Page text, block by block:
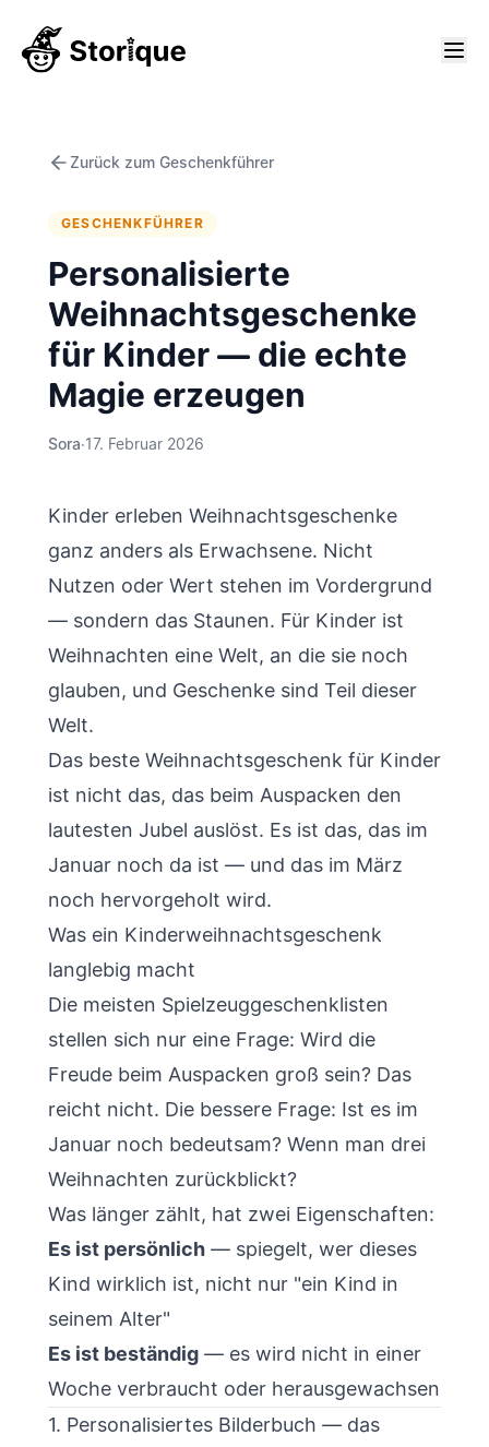
Zurück zum Geschenkführer
GESCHENKFÜHRER
Personalisierte
Weihnachtsgeschenke
für Kinder — die echte
Magie erzeugen
Sora·17. Februar 2026
Kinder erleben Weihnachtsgeschenke
ganz anders als Erwachsene. Nicht
Nutzen oder Wert stehen im Vordergrund
— sondern das Staunen. Für Kinder ist
Weihnachten eine Welt, an die sie noch
glauben, und Geschenke sind Teil dieser
Welt.
Das beste Weihnachtsgeschenk für Kinder
ist nicht das, das beim Auspacken den
lautesten Jubel auslöst. Es ist das, das im
Januar noch da ist — und das im März
noch hervorgeholt wird.
Was ein Kinderweihnachtsgeschenk
langlebig macht
Die meisten Spielzeuggeschenklisten
stellen sich nur eine Frage: Wird die
Freude beim Auspacken groß sein? Das
reicht nicht. Die bessere Frage: Ist es im
Januar noch bedeutsam? Wenn man drei
Weihnachten zurückblickt?
Was länger zählt, hat zwei Eigenschaften:
Es ist persönlich — spiegelt, wer dieses
Kind wirklich ist, nicht nur "ein Kind in
seinem Alter"
Es ist beständig — es wird nicht in einer
Woche verbraucht oder herausgewachsen
1. Personalisiertes Bilderbuch — das